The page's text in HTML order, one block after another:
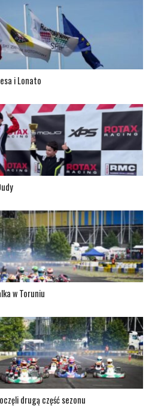
i Lonato
w Toruniu
drugą część sezonu